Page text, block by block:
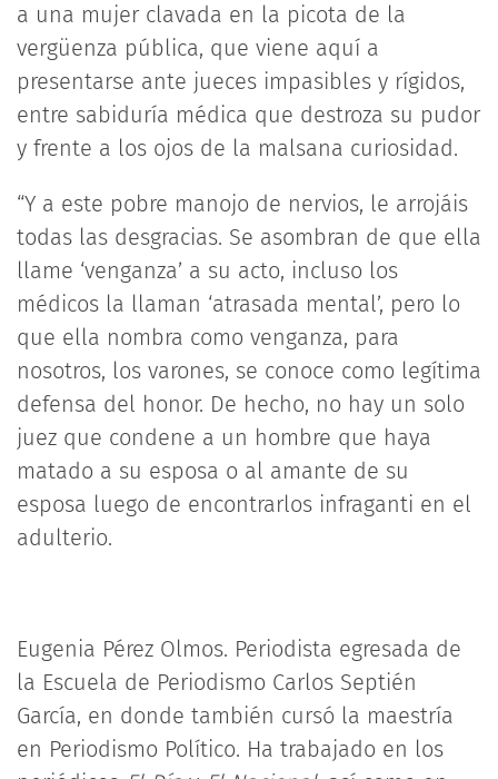
a una mujer clavada en la picota de la
vergüenza pública, que viene aquí a
presentarse ante jueces impasibles y rígidos,
entre sabiduría médica que destroza su pudor
y frente a los ojos de la malsana curiosidad.
“Y a este pobre manojo de nervios, le arrojáis
todas las desgracias. Se asombran de que ella
llame ‘venganza’ a su acto, incluso los
médicos la llaman ‘atrasada mental’, pero lo
que ella nombra como venganza, para
nosotros, los varones, se conoce como legítima
defensa del honor. De hecho, no hay un solo
juez que condene a un hombre que haya
matado a su esposa o al amante de su
esposa luego de encontrarlos infraganti en el
adulterio.
Eugenia Pérez Olmos. Periodista egresada de
la Escuela de Periodismo Carlos Septién
García, en donde también cursó la maestría
en Periodismo Político. Ha trabajado en los